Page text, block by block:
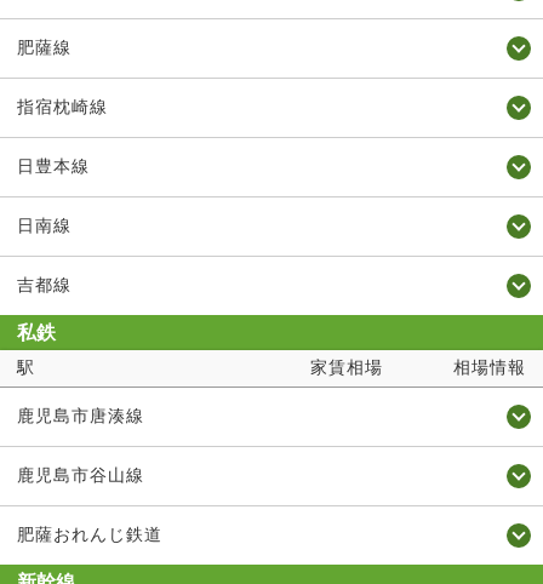
肥薩線
指宿枕崎線
日豊本線
日南線
吉都線
私鉄
駅 家賃相場 相場情報
鹿児島市唐湊線
鹿児島市谷山線
肥薩おれんじ鉄道